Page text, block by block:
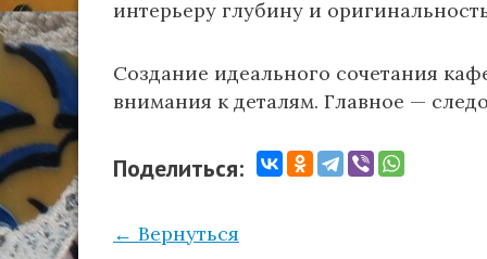
интерьеру глубину и
Создание идеального сочетания
внимания к деталям. Главное —
Поделиться:
← Вернуться